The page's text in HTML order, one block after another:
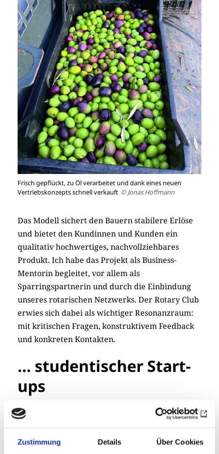
Zustimmung Details Über Cookies
Frisch gepflückt, zu Öl verarbeitet und dank eines neuen
Vertriebskonzepts schnell verkauft © Jonas Hoffmann
Das Modell sichert den Bauern stabilere Erlöse
und bietet den Kundinnen und Kunden ein
qualitativ hochwertiges, nachvollziehbares
Produkt. Ich habe das Projekt als Business-
Mentorin begleitet, vor allem als
Sparringspartnerin und durch die Einbindung
unseres rotarischen Netzwerks. Der Rotary Club
erwies sich dabei als wichtiger Resonanzraum:
mit kritischen Fragen, kon­struk­ti­vem Feedback
und konkreten Kontakten.
… studentischer Start-
ups
Im ersten Clubmeeting des Jahres stellten die
beiden Gründer ihr Projekt „Mare Monte“ vor.
Ein eigens entwickeltes Menü machte das
Produkt sensorisch erlebbar. Olivenöl lässt sich